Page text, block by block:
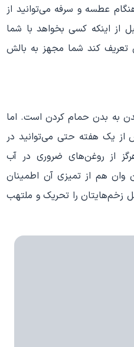
عطسه و سرفه می‌توانید از
اینکه کسی بخواهد با شما
تعریف کند شما مجهز به بالش
به بدن حمام کردن است. اما
یک هفته حتی می‌توانید در
از روغن‌های ضروری در آب
وان هم از تمیزی آن اطمینان
را تحریک و ملتهب